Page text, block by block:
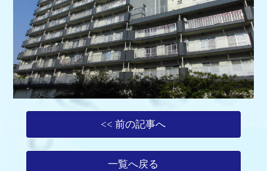
<< 前の記事へ
一覧へ戻る